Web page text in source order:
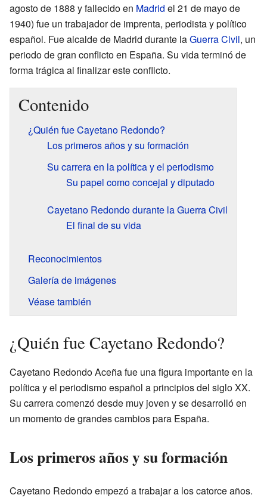
agosto de 1888 y fallecido en Madrid el 21 de mayo de
1940) fue un trabajador de imprenta, periodista y político
español. Fue alcalde de Madrid durante laGuerra Civil, un
periodo de gran conflicto en España. Su vida terminó de
forma trágica al finalizar este conflicto.
Contenido
¿Quién fue Cayetano Redondo?
Los primeros años y su formación
Su carrera en la política y el periodismo
Su papel como concejal y diputado
Cayetano Redondo durante la Guerra Civil
El final de su vida
Reconocimientos
Galería de imágenes
Véase también
¿Quién fue Cayetano Redondo?
Cayetano Redondo Aceña fue una figura importante en la
política y el periodismo español a principios del siglo XX.
Su carrera comenzó desde muy joven y se desarrolló en
un momento de grandes cambios para España.
Los primeros años y su formación
Cayetano Redondo empezó a trabajar a los catorce años.